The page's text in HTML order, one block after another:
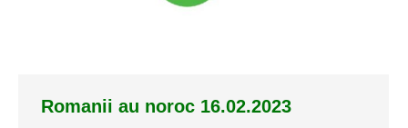
Romanii au noroc 16.02.2023